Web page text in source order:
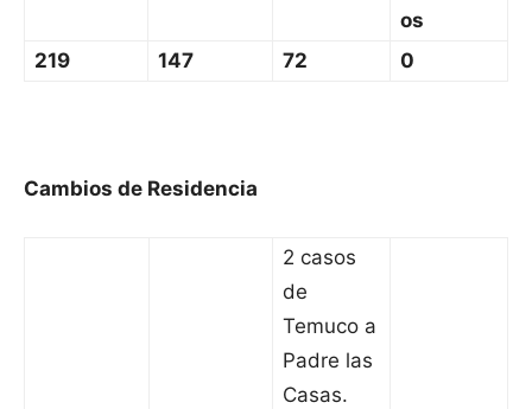
os
219
147 72 0
Cambios de Residencia
2 casos
de
Temuco a
Padre las
Casas.